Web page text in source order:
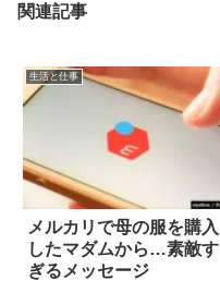
関連記事
生活と仕事
メルカリで母の服を購入
したマダムから…素敵す
ぎるメッセージ